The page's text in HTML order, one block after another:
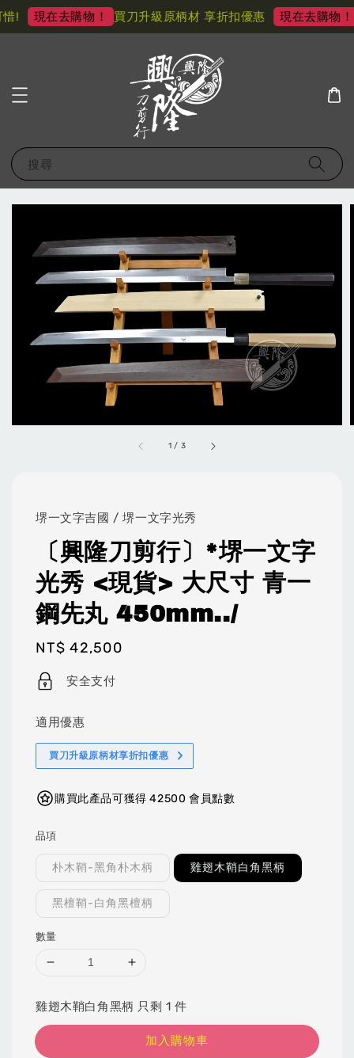
! 現在去購物！ 買刀升級原柄材 享折扣優惠 現在去購物！
搜尋
1 / 3
堺一文字吉國 / 堺一文字光秀
〔興隆刀剪行〕*堺一文字
光秀 <現貨> 大尺寸 青一
鋼先丸 450mm../
Regular
price
NT$ 42,500
安全支付
適用優惠
買刀升級原柄材享折扣優惠
購買此產品可獲得 42500 會員點數
品項
朴木鞘-黑角朴木柄 雞翅木鞘白角黑柄
黑檀鞘-白角黑檀柄
數量
雞翅木鞘白角黑柄 只剩 1 件
加入購物車